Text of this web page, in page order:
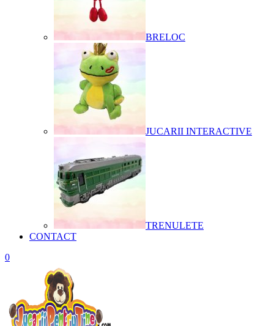
BRELOC
JUCARII INTERACTIVE
TRENULETE
CONTACT
0